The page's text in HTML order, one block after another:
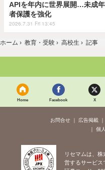
APIを年内に世界展開…未成年
者保護を強化
2026.7.31 Fri 13:45
ホーム › 教育・受験 › 高校生 › 記事
Home Facebook X
お問合せ 広告掲載
個
リセマムは、
営するサービス